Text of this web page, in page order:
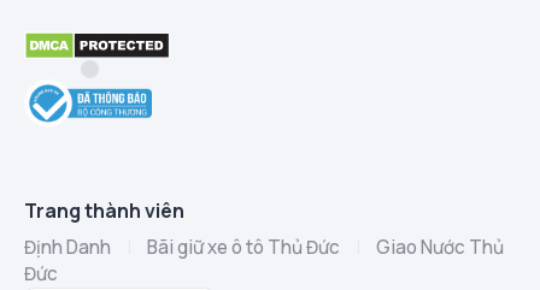
Trang thành viên
Định Danh Bãi giữ xe ô tô Thủ Đức
Giao Nước Thủ
Đức